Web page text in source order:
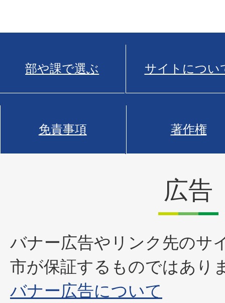
部や課で選ぶ サイトについ
免責事項 著作権
広告
バナー広告やリンク先のサ
市が保証するものではあり
バナー広告について